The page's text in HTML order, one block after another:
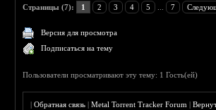
Страницы (7): 1 2 3 4 5 7
Версия для просмотра
Подписаться на тему
Пользователи просматривают эту тему: 1 Гость(ей)
|Обратная связь |Metal Torrent Tracker Forum |